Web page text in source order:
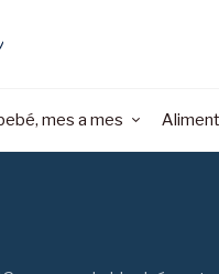
mes a mes